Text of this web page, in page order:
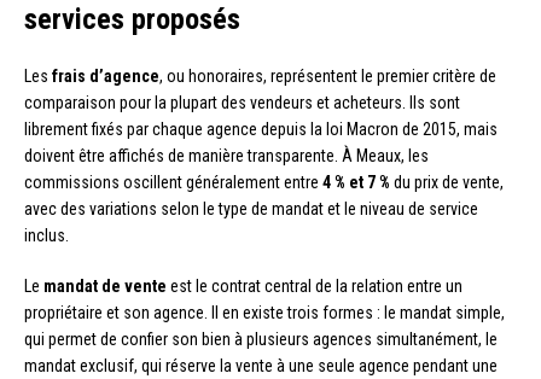
services proposés
Les frais d’agence, ou honoraires, représentent le premier critère de
comparaison pour la plupart des vendeurs et acheteurs. Ils sont
librement fixés par chaque agence depuis la loi Macron de 2015, mais
doivent être affichés de manière transparente. À Meaux, les
commissions oscillent généralement entre 4 % et 7 % du prix de vente,
avec des variations selon le type de mandat et le niveau de service
inclus.
Le mandat de vente est le contrat central de la relation entre un
propriétaire et son agence. Il en existe trois formes : le mandat simple,
qui permet de confier son bien à plusieurs agences simultanément, le
mandat exclusif, qui réserve la vente à une seule agence pendant une